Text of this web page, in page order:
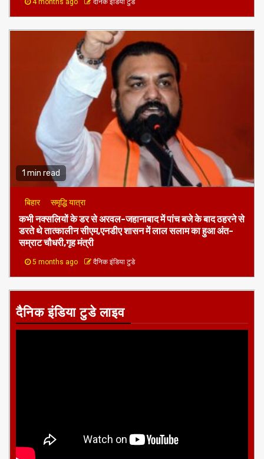
1 min read
बिहार समृद्धि यात्रा
कभी नक्सलियों के डर से अरवल-जहानाबाद में पांच बजे के बाद ठहरने से
डरते थे तात्कालीन सीएम,एनडीए शासन में लाल सलाम का हुआ अंत-
सम्राट चौधरी,गृह मंत्री
5 months ago दैनिक इंडिया टुडे
दैनिक इंडिया टुडे लाइव